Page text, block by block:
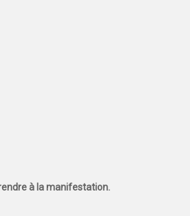
à la manifestation.